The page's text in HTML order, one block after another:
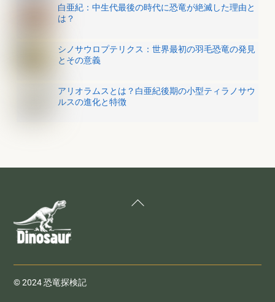
白亜紀：中生代最後の時代に恐竜が絶滅した理由と
は？
シノサウロプテリクス：世界最初の羽毛恐竜の発見
とその意義
アリオラムスとは？白亜紀後期の小型ティラノサウ
ルスの進化と特徴
To
© 2024 恐竜探検記